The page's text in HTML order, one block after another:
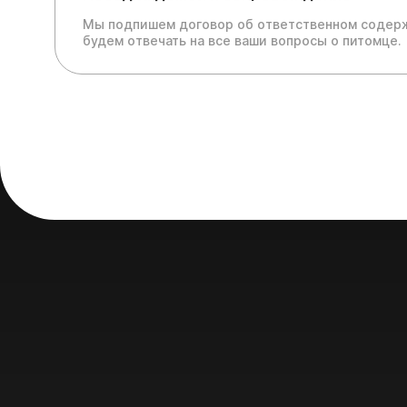
Мы подпишем договор об ответственном
будем отвечать на все ваши вопросы о питомце.